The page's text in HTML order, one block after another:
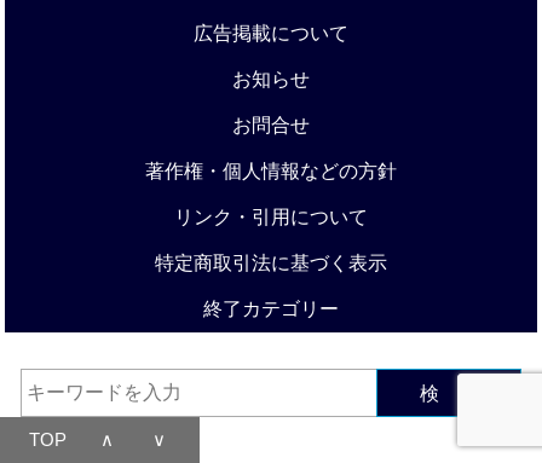
広告掲載について
お知らせ
お問合せ
著作権・個人情報などの方針
リンク・引用について
特定商取引法に基づく表示
終了カテゴリー
検 索
TOP ∧ ∨